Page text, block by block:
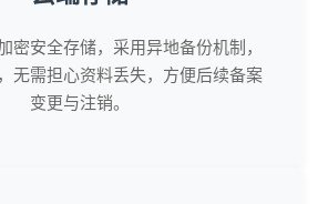
密安全存储，采用异地备份机制，
无需担心资料丢失，方便后续备案
变更与注销。